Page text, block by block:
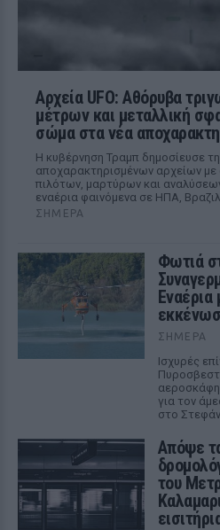
Αρχεία UFO: Αθόρυβα
μέτρων και μεταλλική
σώμα στα νέα
Η κυβέρνηση Τραμπ δημοσίευσε
αποχαρακτηρισμένων αρχείων
πιλότων, μαρτύρων και
εναέρια φαινόμενα σε ΗΠΑ,
ΣΉΜΕΡΑ
Φωτιά
Εναέρια
ΣΉΜΕΡΑ
Ισχυρές
αεροσκάφη
για τον
στο
Απόψε
του